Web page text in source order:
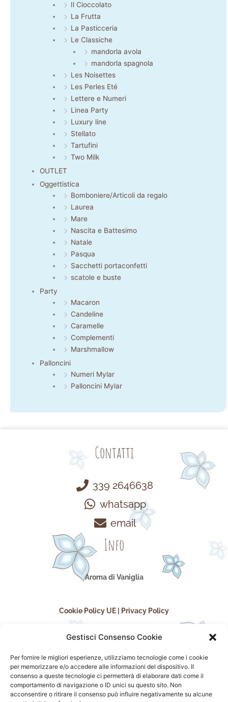
Gestisci Consenso Cookie
Per fornire le migliori esperienze, utilizziamo tecnologie come i cookie
per memorizzare e/o accedere alle informazioni del dispositivo. Il
consenso a queste tecnologie ci permetterà di elaborare dati come il
comportamento di navigazione o ID unici su questo sito. Non
acconsentire o ritirare il consenso può influire negativamente su alcune
Il Cioccolato
La Frutta
La Pasticceria
Le Classiche
mandorla avola
mandorla spagnola
Les Noisettes
Les Perles Eté
Lettere e Numeri
Linea Party
Luxury line
Stellato
Tartufini
Two Milk
OUTLET
Oggettistica
Bomboniere/Articoli da regalo
Laurea
Mare
Nascita e Battesimo
Natale
Pasqua
Sacchetti portaconfetti
scatole e buste
Party
Macaron
Candeline
Caramelle
Complementi
Marshmallow
Palloncini
Numeri Mylar
Palloncini Mylar
Contatti
339 2646638
whatsapp
email
Info
Aroma di Vaniglia
Cookie Policy UE Privacy Policy
seguici sui social